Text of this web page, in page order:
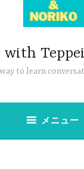
with
to learn
メニュー